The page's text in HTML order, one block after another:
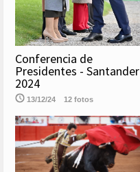
Conferencia de
Presidentes - Santander
2024
13/12/24 12 fotos